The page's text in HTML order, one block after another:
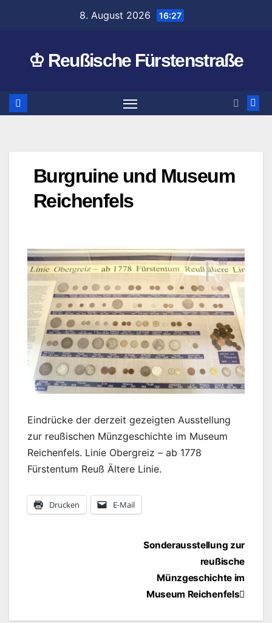
8. August 2026 16:27
♔ Reußische Fürstenstraße
Burgruine und Museum
Reichenfels
Eindrücke der derzeit gezeigten Ausstellung
zur reußischen Münzgeschichte im Museum
Reichenfels. Linie Obergreiz – ab 1778
Fürstentum Reuß Ältere Linie.
Drucken E-Mail
BeitragsnavigationSonderausstellung zur
reußische
Münzgeschichte im
Museum Reichenfels